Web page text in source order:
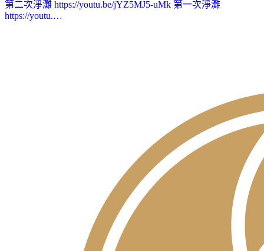
第二次淨灘 https://youtu.be/jYZ5MJ5-uMk 第一次淨灘
https://youtu.…